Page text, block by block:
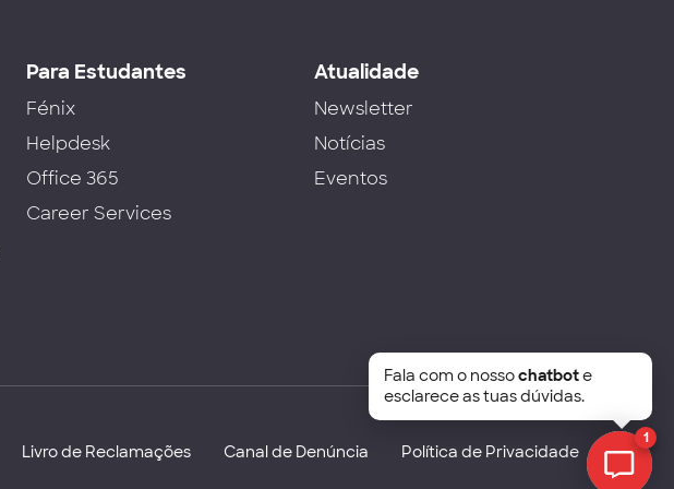
Para Estudantes
Fénix
Helpdesk
Office 365
Career Services
Atualidade
Newsletter
Notícias
Eventos
Livro de Reclamações Canal de Denúncia Política de Privacidade
1
Fala com o nossochatbote
esclarece as tuas dúvidas.